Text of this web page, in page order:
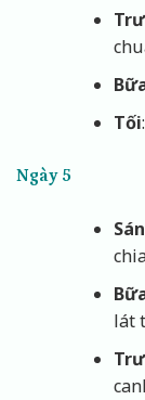
Tối
Ngày 5
lát